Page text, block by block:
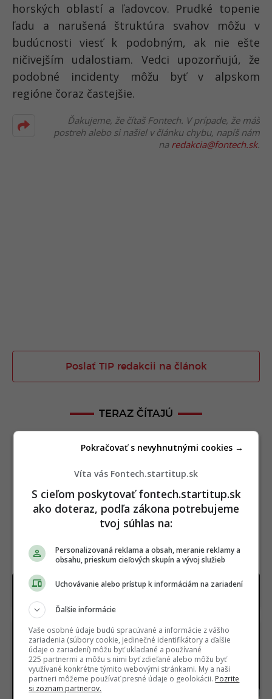
horských oblastí a ľadovcov. Prudké topenie
ľadu a narušená štruktúra svahov môžu v
budúcnosti viesť k podobným, ak nie ešte
ničivejším udalostiam. Vedci upozorňujú, že
podobné incidenty môžu byť v alpskom
regióne čoraz častejšie.
Ďakujeme, že čítaš Fontech. V prípade, že máš
postreh alebo si našiel v článku chybu, napíš nám
na redakcia@fontech.sk.
Poslať TIP redakcii na článok
TERAZ ČÍTAJÚ
SpaceX narazila do Mesiaca. Odpad z rakety
Víta vás Fontech.startitup.sk
S cieľom poskytovať fontech.startitup.sk
ako doteraz, podľa zákona potrebujeme
tvoj súhlas na:
Personalizovaná reklama a obsah, meranie reklamy a
obsahu, prieskum cieľových skupín a vývoj služieb
Uchovávanie alebo prístup k informáciám na zariadení
Ďalšie informácie
Vaše osobné údaje budú spracúvané a informácie z vášho
zariadenia (súbory cookie, jedinečné identifikátory a ďalšie
údaje o zariadení) môžu byť ukladané a používané
225 partnermi a môžu s nimi byť zdieľané alebo môžu byť
využívané konkrétne týmito webovými stránkami. My a naši
partneri môžeme používať presné údaje o geolokácii. Pozrite
si zoznam partnerov.
Pokračovať s nevyhnutnými cookies →